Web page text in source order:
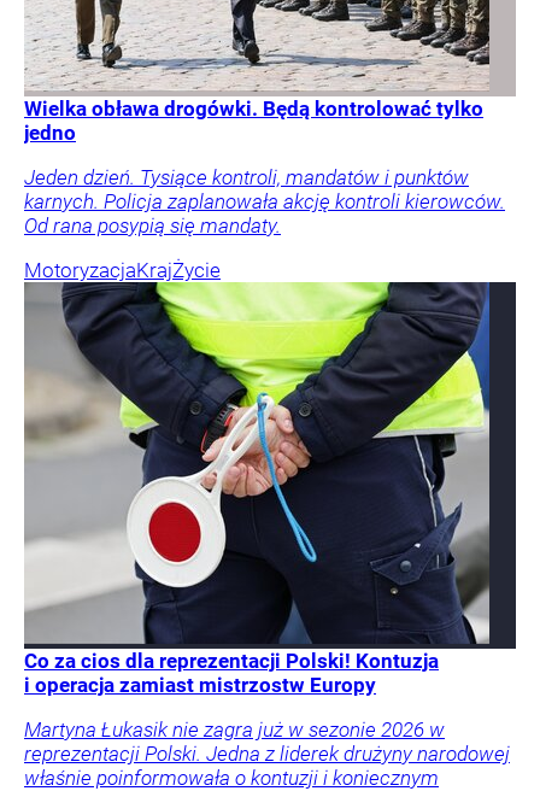
Wielka obława drogówki. Będą kontrolować tylko
jedno
Jeden dzień. Tysiące kontroli, mandatów i punktów
karnych. Policja zaplanowała akcję kontroli kierowców.
Od rana posypią się mandaty.
MotoryzacjaKrajŻycie
Co za cios dla reprezentacji Polski! Kontuzja
i operacja zamiast mistrzostw Europy
Martyna Łukasik nie zagra już w sezonie 2026 w
reprezentacji Polski. Jedna z liderek drużyny narodowej
właśnie poinformowała o kontuzji i koniecznym